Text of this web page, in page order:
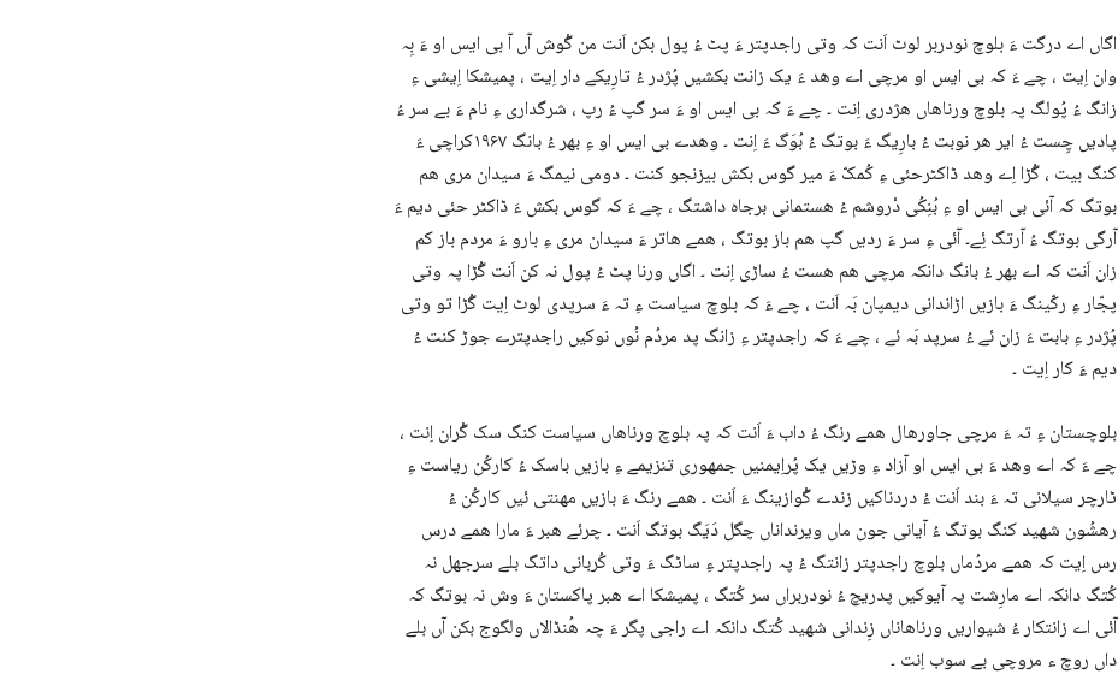
اگاں اے درگت ءَ بلوچ نودربر لوٹ اَنت کہ وتی راجدپتر ءَ پٹ ءُ پول بکن اَنت من گْوش آں آ بی ایس او ءَ بِہ
وان اِیت ، چے ءَ کہ بی ایس او مرچی اے وھد ءَ یک زانت بکشیں پُژدر ءُ تارِیکے دار اِیت ، پمیشکا اِیشی ءِ
زانگ ءُ پُولگ پہ بلوچ ورناھاں ھژدری اِنت ۔ چے ءَ کہ بی ایس او ءَ سر گپ ءُ رپ ، شرگداری ءِ نام ءَ بے سر ءُ
پادیں چِست ءُ ایر ھر نوبت ءُ بارِیگ ءَ بوتگ ءُ بُوَگ ءَ اِنت ۔ وھدے بی ایس او ءِ بھر ءُ بانگ ۱۹۶۷کراچی ءَ
کنگ بیت ، گُڑا اِے وھد ڈاکٹرحئی ءِ کُمکّ ءَ میر گوس بکش بیزنجو کنت ۔ دومی نیمگ ءَ سیدان مری ھم
بوتگ کہ آئی بی ایس او ءِ بُنِکُی دْروشم ءُ ھستمانی برجاہ داشتگ ، چے ءَ کہ گوس بکش ءَ ڈاکٹر حئی دیم ءَ
آرگی بوتگ ءُ آرتگ ئِے۔ آئی ءِ سر ءَ ردیں گپ ھم باز بوتگ ، ھمے ھاتر ءَ سیدان مری ءِ بارو ءَ مردم باز کم
زان اَنت کہ اے بھر ءُ بانگ دانکہ مرچی ھم ھست ءُ ساڑی اِنت ۔ اگاں ورنا پٹ ءُ پول نہ کن اَنت گُڑا پہ وتی
پجّار ءِ رکّینگ ءَ بازیں اڑاندانی دیمپان بَہ اَنت ، چے ءَ کہ بلوچ سیاست ءِ تہ ءَ سرپدی لوٹ اِیت گُڑا تو وتی
پُژدر ءِ بابت ءَ زان ئے ءُ سرپد بَہ ئے ، چے ءَ کہ راجدپتر ءِ زانگ پد مردُم نُوں نوکیں راجدپترے جوڑ کنت ءُ
دیم ءَ کار اِیت ۔
بلوچستان ءِ تہ ءَ مرچی جاورھال ھمے رنگ ءُ داب ءَ اَنت کہ پہ بلوچ ورناھاں سیاست کنگ سک گْران اِنت ،
چے ءَ کہ اے وھد ءَ بی ایس او آزاد ءِ وڑیں یک پُراِیمنیں جمھوری تنزیمے ءِ بازیں باسک ءُ کارکُن ریاست ءِ
ٹارچر سیلانی تہ ءَ بند اَنت ءُ دردناکیں زندے گْوازینگ ءَ اَنت ۔ ھمے رنگ ءَ بازیں مھنتی ئیں کارکُن ءُ
رھشُون شھید کنگ بوتگ ءُ آیانی جون ماں ویرنداناں چگل دَیَگ بوتگ اَنت ۔ چرئے ھبر ءَ مارا ھمے درس
رس اِیت کہ ھمے مردُماں بلوچ راجدپتر زانتگ ءُ پہ راجدپتر ءِ ساٹگ ءَ وتی کُربانی داتگ بلے سرجھل نہ
کُتگ دانکہ اے مارِشت پہ آیوکیں پدریچ ءُ نودربراں سر کُتگ ، پمیشکا اے ھبر پاکستان ءَ وش نہ بوتگ کہ
آئی اے زانتکار ءُ شیواریں ورناھاناں زِندانی شھید کُتگ دانکہ اے راجی پگر ءَ چہ ھُنڈالاں ولگوج بکن آں بلے
داں روچ ء مروچی بے سوب اِنت ۔